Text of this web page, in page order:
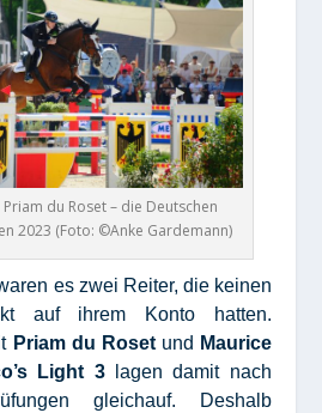
du Roset – die Deutschen
2023 (Foto: ©Anke Gardemann)
es zwei Reiter, die keinen
auf ihrem Konto hatten.
Priam du Rosetund Maurice
Light 3lagen damit nach
gleichauf. Deshalb